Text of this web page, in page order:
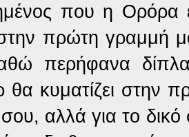
που η Ορόρα
πρώτη γραμμή
περήφανα
θα κυματίζει στην
αλλά για το